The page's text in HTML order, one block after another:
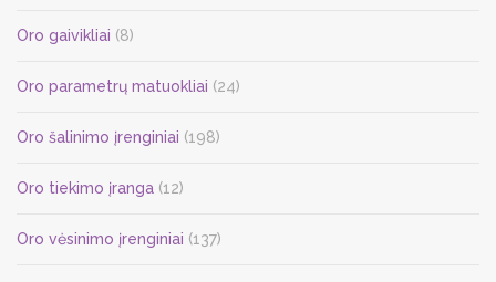
Oro gaivikliai (8)
Oro parametrų matuokliai (24)
Oro šalinimo įrenginiai (198)
Oro tiekimo įranga (12)
Oro vėsinimo įrenginiai (137)